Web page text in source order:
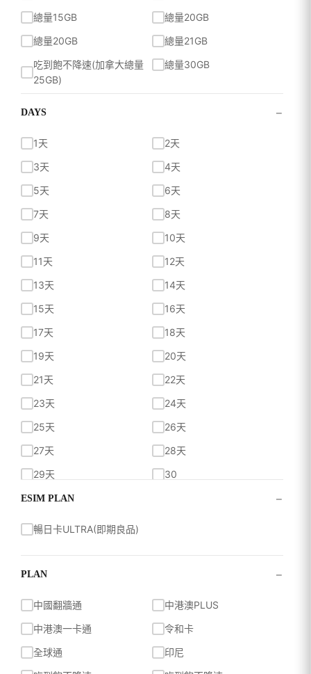
總量15GB
總量20GB
總量20GB
總量21GB
吃到飽不降速(加拿大總量
25GB)
總量30GB
吃到飽不降速
吃到飽不降速
吃到飽不降速
吃到飽不降速
吃到飽不降速
吃到飽不降速
吃到飽不降速
吃到飽不降速
總量50GB
總量50GB超過降速
總量50GB量到斷網
總量100GB
每日 500MB 超過降速
每日500MB超過降速
每日500MB超過降速
每日500MB超過降速
每日500MB超過降速
每日500MB超過降速
每日500MB超過降速
每日500MB超過降速
每日500MB高速
無限流量吃到飽
真吃到飽不降速
總量75GB量到降速
128kbps
DAYS −
1天
2天
3天
4天
5天
6天
7天
8天
9天
10天
11天
12天
13天
14天
15天
16天
17天
18天
19天
20天
21天
22天
23天
24天
25天
26天
27天
28天
29天
30
30天
ESIM PLAN −
暢日卡ULTRA(即期良品)
PLAN −
中國翻牆通
中港澳PLUS
中港澳一卡通
令和卡
全球通
印尼